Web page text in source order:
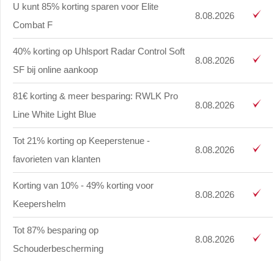
U kunt 85% korting sparen voor Elite
Combat F
8.08.2026
40% korting op Uhlsport Radar Control Soft
SF bij online aankoop
8.08.2026
81€ korting & meer besparing: RWLK Pro
Line White Light Blue
8.08.2026
Tot 21% korting op Keeperstenue -
favorieten van klanten
8.08.2026
Korting van 10% - 49% korting voor
Keepershelm
8.08.2026
Tot 87% besparing op
Schouderbescherming
8.08.2026